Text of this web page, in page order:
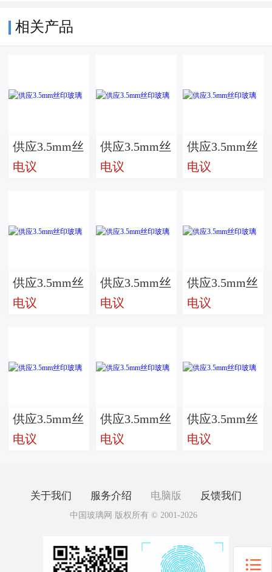
相关产品
供应3.5mm丝
印玻璃
电议
供应3.5mm丝
印玻璃
电议
供应3.5mm丝
印玻璃
电议
供应3.5mm丝
印玻璃
电议
供应3.5mm丝
印玻璃
电议
供应3.5mm丝
印玻璃
电议
供应3.5mm丝
印玻璃
电议
供应3.5mm丝
印玻璃
电议
供应3.5mm丝
印玻璃
电议
关于我们 服务介绍 电脑版 反馈我们
中国玻璃网 版权所有 © 2001-2026
